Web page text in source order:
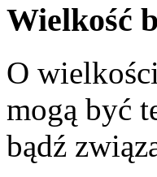
Wielkość
O
mogą być
bądź